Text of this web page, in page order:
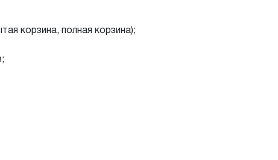
корзина, полная корзина);